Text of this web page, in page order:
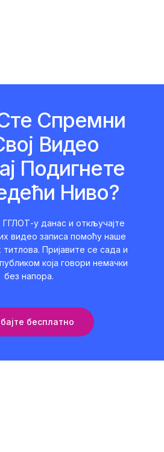
Спремни
Видео
Подигнете
Ниво?
у данас и откључајте
видео записа помоћу наше
титлова. Пријавите се сада и
која говори немачки
без напора.
бесплатно